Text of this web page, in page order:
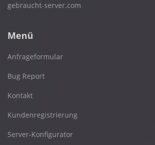
gebraucht-server.com
Menü
Anfrageformular
Bug Report
Kontakt
Kundenregistrierung
Server-Konfigurator